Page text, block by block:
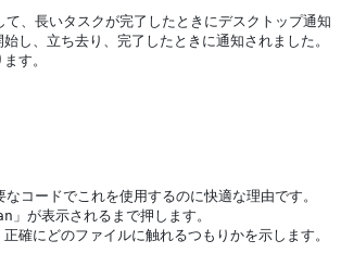
、長いタスクが完了したときにデスクトップ通知
し、立ち去り、完了したときに通知されました。
す。
コードでこれを使用するのに快適な理由です。
が表示されるまで押します。
確にどのファイルに触れるつもりかを示します。